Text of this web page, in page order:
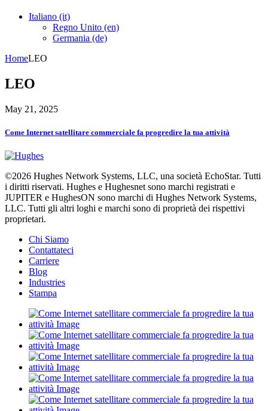
Italiano (it)
Regno Unito (en)
Germania (de)
HomeLEO
LEO
May 21, 2025
Come Internet satellitare commerciale fa progredire la tua attività
©2026 Hughes Network Systems, LLC, una società EchoStar. Tutti
i diritti riservati. Hughes e Hughesnet sono marchi registrati e
JUPITER e HughesON sono marchi di Hughes Network Systems,
LLC. Tutti gli altri loghi e marchi sono di proprietà dei rispettivi
proprietari.
Chi Siamo
Contattateci
Carriere
Blog
Industries
Stampa